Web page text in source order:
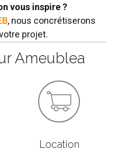
vous inspire ?
, nous concrétiserons
projet.
Ameublea
Location